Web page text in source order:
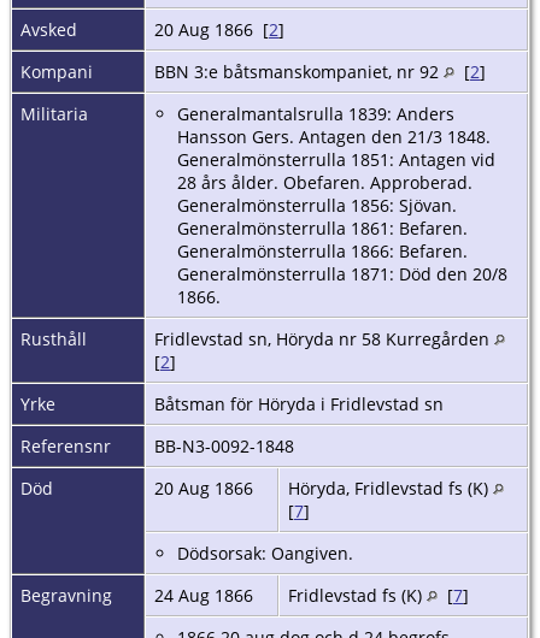
Avsked
20 Aug 1866 [2]
Kompani
BBN 3:e båtsmanskompaniet, nr 92 [2]
Militaria
Generalmantalsrulla 1839: Anders
Hansson Gers. Antagen den 21/3 1848.
Generalmönsterrulla 1851: Antagen vid
28 års ålder. Obefaren. Approberad.
Generalmönsterrulla 1856: Sjövan.
Generalmönsterrulla 1861: Befaren.
Generalmönsterrulla 1866: Befaren.
Generalmönsterrulla 1871: Död den 20/8
1866.
Rusthåll
Fridlevstad sn, Höryda nr 58 Kurregården
[2]
Yrke
Båtsman för Höryda i Fridlevstad sn
Referensnr
BB-N3-0092-1848
Död
20 Aug 1866
Höryda, Fridlevstad fs (K)
[7]
Dödsorsak: Oangiven.
Begravning
24 Aug 1866 Fridlevstad fs (K) [7]